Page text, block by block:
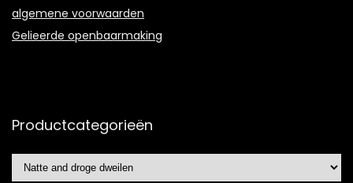
algemene voorwaarden
Gelieerde openbaarmaking
Productcategorieën